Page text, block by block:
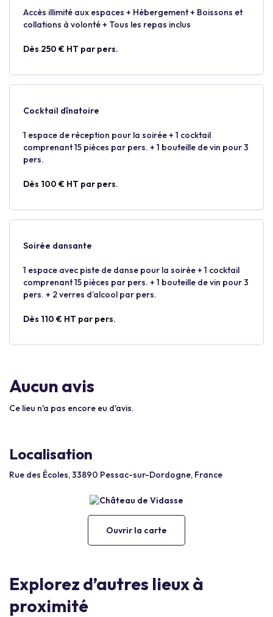
Accès illimité aux espaces + Hébergement + Boissons et
collations à volonté + Tous les repas inclus
Dès 250 € HT par pers.
Cocktail dînatoire
1 espace de réception pour la soirée + 1 cocktail
comprenant 15 pièces par pers. + 1 bouteille de vin pour 3
pers.
Dès 100 € HT par pers.
Soirée dansante
1 espace avec piste de danse pour la soirée + 1 cocktail
comprenant 15 pièces par pers. + 1 bouteille de vin pour 3
pers. + 2 verres d’alcool par pers.
Dès 110 € HT par pers.
Aucun avis
Ce lieu n'a pas encore eu d'avis.
Localisation
Rue des Écoles, 33890 Pessac-sur-Dordogne, France
Ouvrir la carte
Explorez d’autres lieux à
proximité